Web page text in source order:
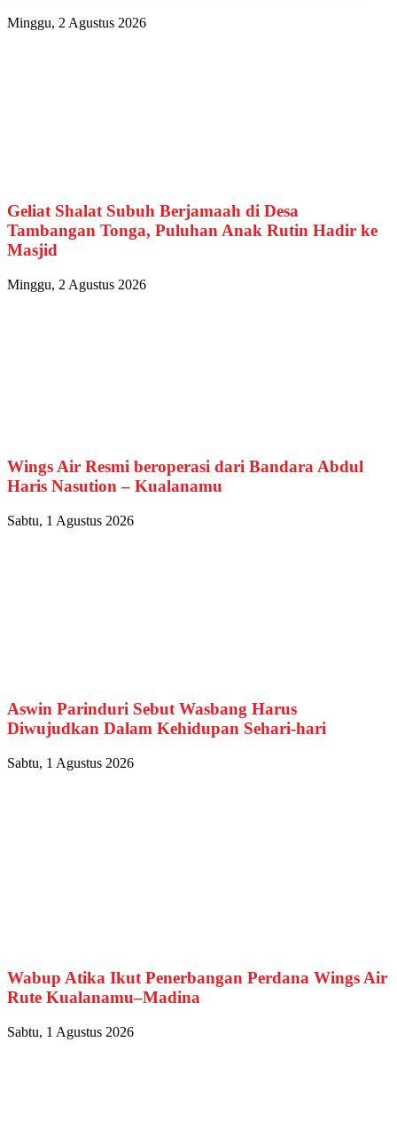
Minggu, 2 Agustus 2026
Geliat Shalat Subuh Berjamaah di Desa
Tambangan Tonga, Puluhan Anak Rutin Hadir ke
Masjid
Minggu, 2 Agustus 2026
Wings Air Resmi beroperasi dari Bandara Abdul
Haris Nasution – Kualanamu
Sabtu, 1 Agustus 2026
Aswin Parinduri Sebut Wasbang Harus
Diwujudkan Dalam Kehidupan Sehari-hari
Sabtu, 1 Agustus 2026
Wabup Atika Ikut Penerbangan Perdana Wings Air
Rute Kualanamu–Madina
Sabtu, 1 Agustus 2026